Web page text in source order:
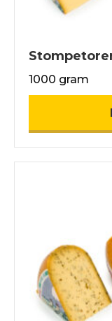
1000 gram